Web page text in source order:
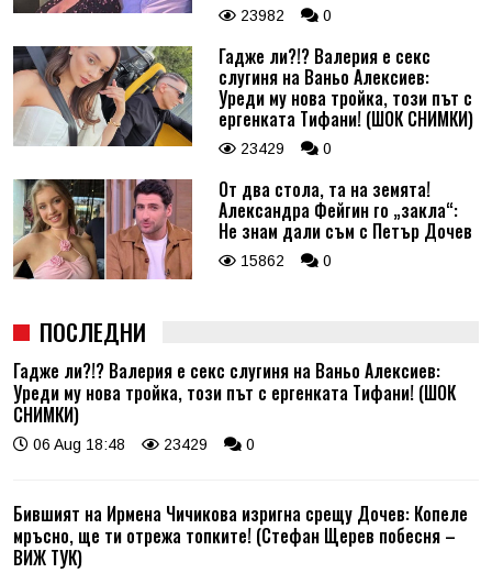
23982 0
Гадже ли?!? Валерия е секс
слугиня на Ваньо Алексиев:
Уреди му нова тройка, този път с
ергенката Тифани! (ШОК СНИМКИ)
23429 0
От два стола, та на земята!
Александра Фейгин го „закла“:
Не знам дали съм с Петър Дочев
15862 0
ПОСЛЕДНИ
Гадже ли?!? Валерия е секс слугиня на Ваньо Алексиев:
Уреди му нова тройка, този път с ергенката Тифани! (ШОК
СНИМКИ)
06 Aug 18:48 23429 0
Бившият на Ирмена Чичикова изригна срещу Дочев: Копеле
мръсно, ще ти отрежа топките! (Стефан Щерев побесня –
ВИЖ ТУК)